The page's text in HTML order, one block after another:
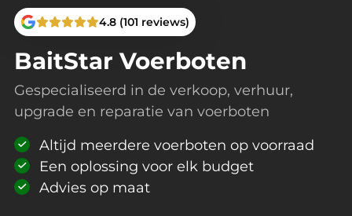
4.8 (101 reviews)
BaitStar Voerboten
Gespecialiseerd in de verkoop, verhuur,
upgrade en reparatie van voerboten
Altijd meerdere voerboten op voorraad
Een oplossing voor elk budget
Advies op maat